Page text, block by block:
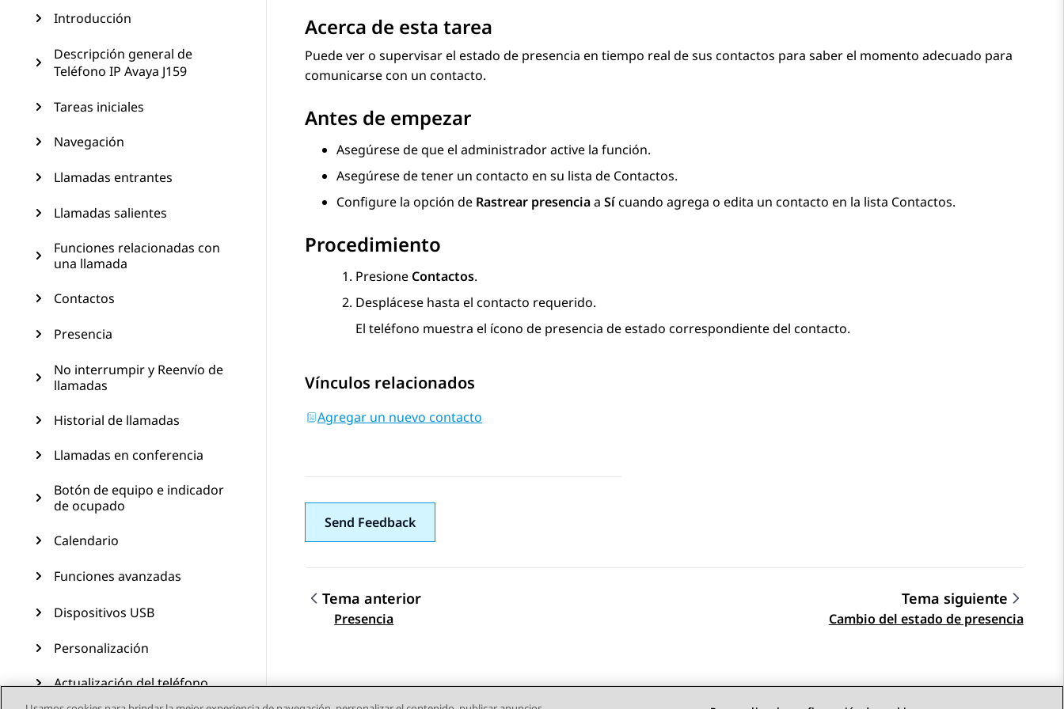
Introducción
Descripción general de
Teléfono IP Avaya J159
Tareas iniciales
Navegación
Llamadas entrantes
Llamadas salientes
Funciones relacionadas con
una llamada
Contactos
Presencia
No interrumpir y Reenvío de
llamadas
Historial de llamadas
Llamadas en conferencia
Botón de equipo e indicador
de ocupado
Calendario
Funciones avanzadas
Dispositivos USB
Personalización
Actualización del teléfono
Acerca de esta tarea
Puede ver o supervisar el estado de presencia en tiempo real de sus contactos para saber el momento adecuado para
comunicarse con un contacto.
Antes de empezar
Asegúrese de que el administrador active la función.
Asegúrese de tener un contacto en su lista de Contactos.
Configure la opción de Rastrear presenciaa Sícuando agrega o edita un contacto en la lista Contactos.
Procedimiento
Presione Contactos.
Desplácese hasta el contacto requerido.
El teléfono muestra el ícono de presencia de estado correspondiente del contacto.
Vínculos relacionados
Agregar un nuevo contacto
Send Feedback
Navegación de tema
Tema anterior
Presencia
Tema siguiente
Cambio del estado de presencia